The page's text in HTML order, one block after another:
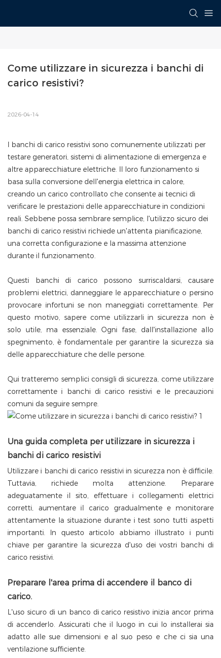
Come utilizzare in sicurezza i banchi di
carico resistivi?
2026-04-14
I banchi di carico resistivi sono comunemente utilizzati per
testare generatori, sistemi di alimentazione di emergenza e
altre apparecchiature elettriche. Il loro funzionamento si
basa sulla conversione dell'energia elettrica in calore,
creando un carico controllato che consente ai tecnici di
verificare le prestazioni delle apparecchiature in condizioni
reali. Sebbene possa sembrare semplice, l'utilizzo sicuro dei
banchi di carico resistivi richiede un'attenta pianificazione,
una corretta configurazione e la massima attenzione
durante il funzionamento.
Questi banchi di carico possono surriscaldarsi, causare
problemi elettrici, danneggiare le apparecchiature o persino
provocare infortuni se non maneggiati correttamente. Per
questo motivo, sapere come utilizzarli in sicurezza non è
solo utile, ma essenziale. Ogni fase, dall'installazione allo
spegnimento, è fondamentale per garantire la sicurezza sia
delle apparecchiature che delle persone.
Qui tratteremo semplici consigli di sicurezza, come utilizzare
correttamente i banchi di carico resistivi e le precauzioni
comuni da seguire sempre.
Una guida completa per utilizzare in sicurezza i
banchi di carico resistivi
Utilizzare i banchi di carico resistivi in ​​sicurezza non è difficile.
Tuttavia, richiede molta attenzione. Preparare
adeguatamente il sito, effettuare i collegamenti elettrici
corretti, aumentare il carico gradualmente e monitorare
attentamente la situazione durante i test sono tutti aspetti
importanti. In questo articolo abbiamo illustrato i punti
chiave per garantire la sicurezza d'uso dei vostri banchi di
carico resistivi.
Preparare l'area prima di accendere il banco di
carico.
L'uso sicuro di un banco di carico resistivo inizia ancor prima
di accenderlo. Assicurati che il luogo in cui lo installerai sia
adatto alle sue dimensioni e al suo peso e che ci sia una
ventilazione sufficiente.